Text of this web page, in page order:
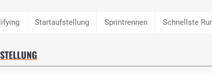
Startaufstellung Sprintrennen Schnellste